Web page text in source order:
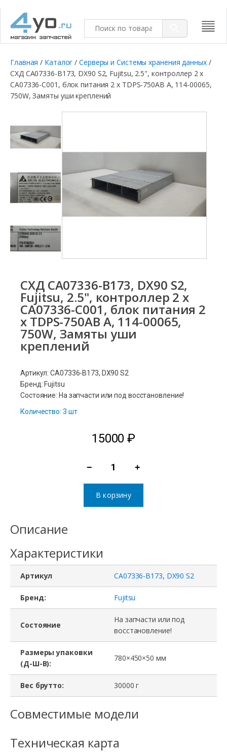
Главная / Каталог /Серверы и Системы хранения данных/
СХД CA07336-B173, DX90 S2, Fujitsu, 2.5", контроллер 2 x
CA07336-C001, блок питания 2 x TDPS-750AB A, 114-00065,
750W, Замяты уши креплений
СХД CA07336-B173, DX90 S2,
Fujitsu, 2.5", контроллер 2 x
CA07336-C001, блок питания 2
x TDPS-750AB A, 114-00065,
750W, Замяты уши
креплений
Артикул: CA07336-B173, DX90 S2
Бренд: Fujitsu
Состояние: На запчасти или под восстановление!
Количество: 3 шт
15000₽
−
DX90
S2,
Fujitsu,
контроллер
x
CA07336-
2
TDPS-
+
В корзину
Описание
Характеристики
Артикул CA07336-B173, DX90 S2
Бренд: Fujitsu
Состояние
На запчасти или под
восстановление!
Размеры упаковки
(Д-Ш-В):
780×450×50 мм
Вес брутто: 30000 г
Совместимые модели
Техническая карта